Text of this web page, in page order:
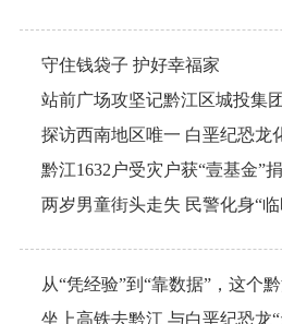
守住钱袋子 护好幸福家
站前广场攻坚记黔江区城投集
探访西南地区唯一 白垩纪恐龙
黔江1632户受灾户获“壹基金”
两岁男童街头走失 民警化身“
从“凭经验”到“靠数据”，这个